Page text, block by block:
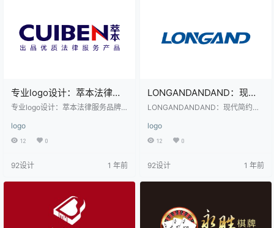
晰，适用于科技、咨询、国际服务
等领域。
专业logo设计：萃本法律服
务品牌形象标识
专业logo设计：萃本法律服务品牌
采用了深蓝色和紫色的配色方案，
给人一种专业、稳重的感觉。'CUIB
和科技感。中文部分“萃本”则采用了
化视野，又突显了本土的专业性。
整体设计适用于法律服务、咨询、
教育等专业领域，传达出可靠…
logo
12 0
92设计 1 年前
LONGANDANDAND：现代
简约风格的logo设计
LONGANDANDAND：现代简约风
的logo设计采用了简洁的无衬线字
体，字体线条流畅，整体风格现代
蓝色的字体颜色传达出专业、可靠
logo
12 0
92设计 1 年前